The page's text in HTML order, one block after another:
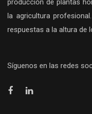
producción de plantas
la agricultura
respuestas a la altura de
Síguenos en las redes